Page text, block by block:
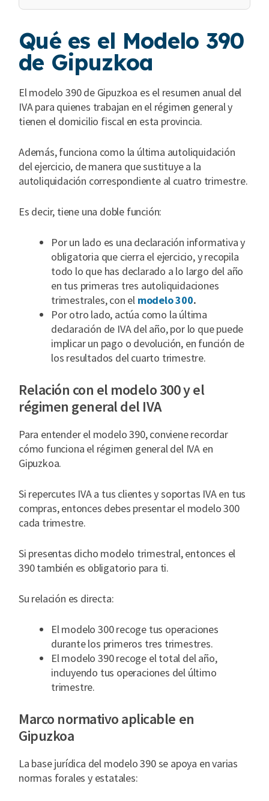
Qué es el Modelo 390
de Gipuzkoa
El modelo 390 de Gipuzkoa es el resumen anual del
IVA para quienes trabajan en el régimen general y
tienen el domicilio fiscal en esta provincia.
Además, funciona como la última autoliquidación
del ejercicio, de manera que sustituye a la
autoliquidación correspondiente al cuatro trimestre.
Es decir, tiene una doble función:
Por un lado es una declaración informativa y
obligatoria que cierra el ejercicio, y recopila
todo lo que has declarado a lo largo del año
en tus primeras tres autoliquidaciones
trimestrales, con el modelo 300.
Por otro lado, actúa como la última
declaración de IVA del año, por lo que puede
implicar un pago o devolución, en función de
los resultados del cuarto trimestre.
Relación con el modelo 300 y el
régimen general del IVA
Para entender el modelo 390, conviene recordar
cómo funciona el régimen general del IVA en
Gipuzkoa.
Si repercutes IVA a tus clientes y soportas IVA en tus
compras, entonces debes presentar el modelo 300
cada trimestre.
Si presentas dicho modelo trimestral, entonces el
390 también es obligatorio para ti.
Su relación es directa:
El modelo 300 recoge tus operaciones
durante los primeros tres trimestres.
El modelo 390 recoge el total del año,
incluyendo tus operaciones del último
trimestre.
Marco normativo aplicable en
Gipuzkoa
La base jurídica del modelo 390 se apoya en varias
normas forales y estatales: